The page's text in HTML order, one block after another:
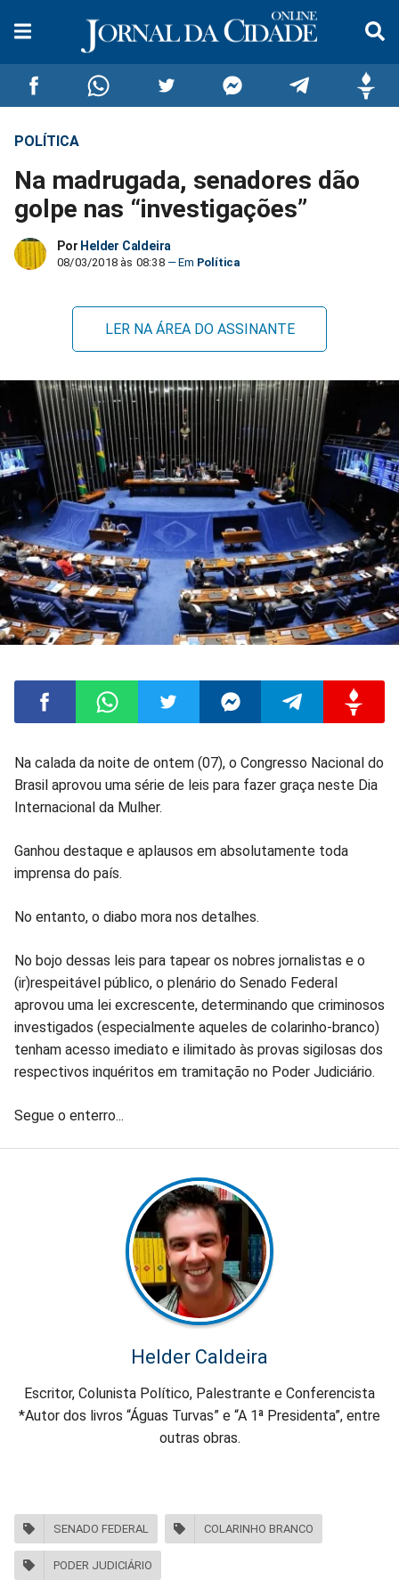
Compartilhar
no
Facebook
Compartilhar
no
Whatsapp
no
Twitter
no
no
no
POLÍTICA
Na madrugada, senadores dão
golpe nas “investigações”
Por Helder Caldeira
08/03/2018 às 08:38 Política
LER NA ÁREA DO ASSINANTE
Compartilhar
no
Facebook
Compartilhar
no
Whatsapp
Compartilhar
no
Twitter
Compartilhar
Messenger
Compartilhar
TelegramGettr
Na calada da noite de ontem (07), o Congresso Nacional do
Brasil aprovou uma série de leis para fazer graça neste Dia
Internacional da Mulher.
Ganhou destaque e aplausos em absolutamente toda
imprensa do país.
No entanto, o diabo mora nos detalhes.
No bojo dessas leis para tapear os nobres jornalistas e o
(ir)respeitável público, o plenário do Senado Federal
aprovou uma lei excrescente, determinando que criminosos
investigados (especialmente aqueles de colarinho-branco)
tenham acesso imediato e ilimitado às provas sigilosas dos
respectivos inquéritos em tramitação no Poder Judiciário.
Segue o enterro...
Helder Caldeira
Escritor, Colunista Político, Palestrante e Conferencista
*Autor dos livros “Águas Turvas” e “A 1ª Presidenta”, entre
outras obras.
SENADO FEDERAL COLARINHO BRANCO
PODER JUDICIÁRIO